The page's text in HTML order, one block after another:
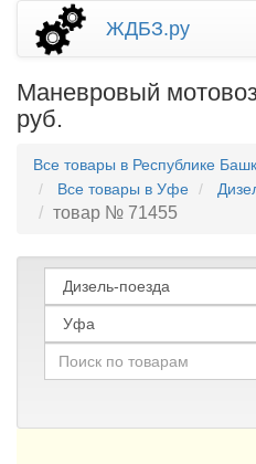
ЖДБЗ.ру
Маневровый
руб.
Все товары в Республике
Все товары в Уфе
товар № 71455